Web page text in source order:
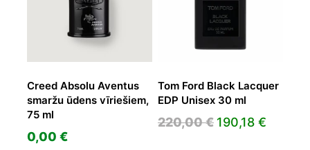
Creed Absolu Aventus
smaržu ūdens vīriešiem,
75 ml
0,00 €
Tom Ford Black Lacquer
EDP Unisex 30 ml
220,00€ Original
190,18 €